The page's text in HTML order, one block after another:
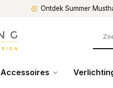
Ontdek Summer
Accessoires